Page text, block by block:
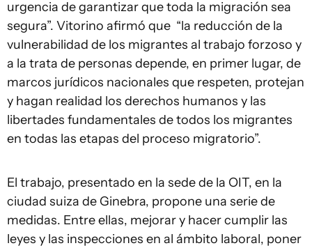
urgencia de garantizar que toda la migración sea
segura”. Vitorino afirmó que “la reducción de la
vulnerabilidad de los migrantes al trabajo forzoso y
a la trata de personas depende, en primer lugar, de
marcos jurídicos nacionales que respeten, protejan
y hagan realidad los derechos humanos y las
libertades fundamentales de todos los migrantes
en todas las etapas del proceso migratorio”.
El trabajo, presentado en la sede de la OIT, en la
ciudad suiza de Ginebra, propone una serie de
medidas. Entre ellas, mejorar y hacer cumplir las
leyes y las inspecciones en al ámbito laboral, poner